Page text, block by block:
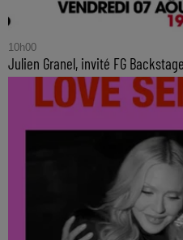
10h00
Julien Granel, invité FG